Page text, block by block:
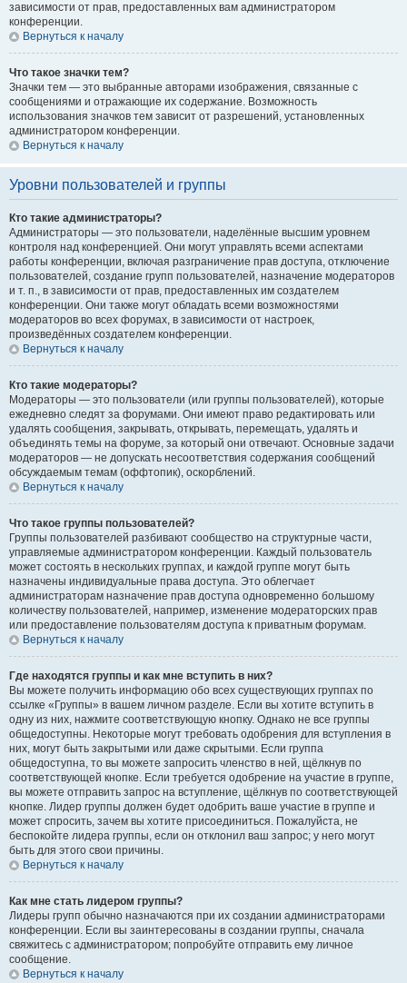
зависимости от прав, предоставленных вам администратором
конференции.
Вернуться к началу
Что такое значки тем?
Значки тем — это выбранные авторами изображения, связанные с
сообщениями и отражающие их содержание. Возможность
использования значков тем зависит от разрешений, установленных
администратором конференции.
Вернуться к началу
Уровни пользователей и группы
Кто такие администраторы?
Администраторы — это пользователи, наделённые высшим уровнем
контроля над конференцией. Они могут управлять всеми аспектами
работы конференции, включая разграничение прав доступа, отключение
пользователей, создание групп пользователей, назначение модераторов
и т. п., в зависимости от прав, предоставленных им создателем
конференции. Они также могут обладать всеми возможностями
модераторов во всех форумах, в зависимости от настроек,
произведённых создателем конференции.
Вернуться к началу
Кто такие модераторы?
Модераторы — это пользователи (или группы пользователей), которые
ежедневно следят за форумами. Они имеют право редактировать или
удалять сообщения, закрывать, открывать, перемещать, удалять и
объединять темы на форуме, за который они отвечают. Основные задачи
модераторов — не допускать несоответствия содержания сообщений
обсуждаемым темам (оффтопик), оскорблений.
Вернуться к началу
Что такое группы пользователей?
Группы пользователей разбивают сообщество на структурные части,
управляемые администратором конференции. Каждый пользователь
может состоять в нескольких группах, и каждой группе могут быть
назначены индивидуальные права доступа. Это облегчает
администраторам назначение прав доступа одновременно большому
количеству пользователей, например, изменение модераторских прав
или предоставление пользователям доступа к приватным форумам.
Вернуться к началу
Где находятся группы и как мне вступить в них?
Вы можете получить информацию обо всех существующих группах по
ссылке «Группы» в вашем личном разделе. Если вы хотите вступить в
одну из них, нажмите соответствующую кнопку. Однако не все группы
общедоступны. Некоторые могут требовать одобрения для вступления в
них, могут быть закрытыми или даже скрытыми. Если группа
общедоступна, то вы можете запросить членство в ней, щёлкнув по
соответствующей кнопке. Если требуется одобрение на участие в группе,
вы можете отправить запрос на вступление, щёлкнув по соответствующей
кнопке. Лидер группы должен будет одобрить ваше участие в группе и
может спросить, зачем вы хотите присоединиться. Пожалуйста, не
беспокойте лидера группы, если он отклонил ваш запрос; у него могут
быть для этого свои причины.
Вернуться к началу
Как мне стать лидером группы?
Лидеры групп обычно назначаются при их создании администраторами
конференции. Если вы заинтересованы в создании группы, сначала
свяжитесь с администратором; попробуйте отправить ему личное
сообщение.
Вернуться к началу